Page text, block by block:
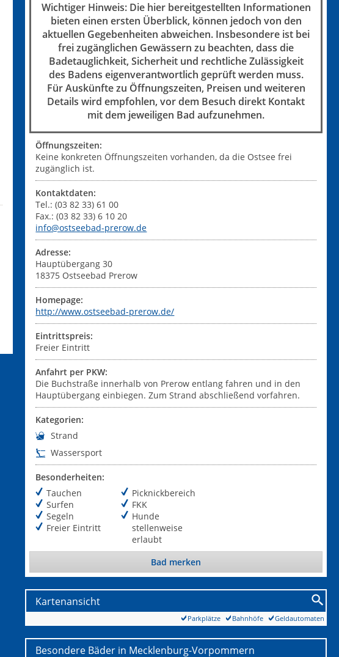
Wichtiger Hinweis: Die hier bereitgestellten Informationen
bieten einen ersten Überblick, können jedoch von den
aktuellen Gegebenheiten abweichen. Insbesondere ist bei
frei zugänglichen Gewässern zu beachten, dass die
Badetauglichkeit, Sicherheit und rechtliche Zulässigkeit
des Badens eigenverantwortlich geprüft werden muss.
Für Auskünfte zu Öffnungszeiten, Preisen und weiteren
Details wird empfohlen, vor dem Besuch direkt Kontakt
mit dem jeweiligen Bad aufzunehmen.
Öffnungszeiten:
Keine konkreten Öffnungszeiten vorhanden, da die Ostsee frei
zugänglich ist.
Kontaktdaten:
Tel.: (03 82 33) 61 00
Fax.: (03 82 33) 6 10 20
info@ostseebad-prerow.de
Adresse:
Hauptübergang 30
18375 Ostseebad Prerow
Homepage:
http://www.ostseebad-prerow.de/
Eintrittspreis:
Freier Eintritt
Anfahrt per PKW:
Die Buchstraße innerhalb von Prerow entlang fahren und in den
Hauptübergang einbiegen. Zum Strand abschließend vorfahren.
Kategorien:
Strand
Wassersport
Besonderheiten:
Tauchen
Surfen
Segeln
Freier Eintritt
Picknickbereich
FKK
Hunde
stellenweise
erlaubt
Bad merken
Kartenansicht
Geldautomaten
Bahnhöfe
Parkplätze
Besondere Bäder in Mecklenburg-Vorpommern